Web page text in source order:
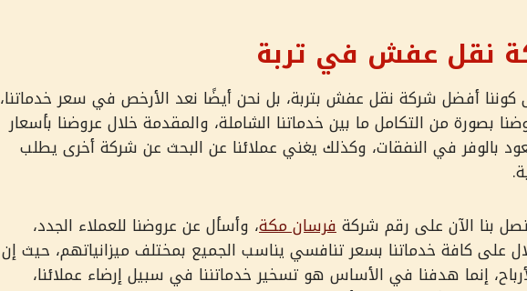
نقل عفش في تربة
كوننا أفضل شركة نقل عفش بتربة، بل نحن أيضًا نعد الأرخص في سعر خدماتنا،
بصورة من التكامل ما بين خدماتنا الشاملة، والمقدمة خلال عروضنا بأسعار
بالوفر في النفقات، وكذلك يغني عملائنا عن البحث عن شركة أخرى يطلب
بنا الآن على رقم شركةفرسان مكة، وأسأل عن عروضنا للعملاء الجدد،
على كافة خدماتنا بسعر تنافسي يناسب الجميع بمختلف ميزانياتهم، حيث إن
إنما هدفنا في الأساس هو تسخير خدماتننا في سبيل إرضاء عملائنا،